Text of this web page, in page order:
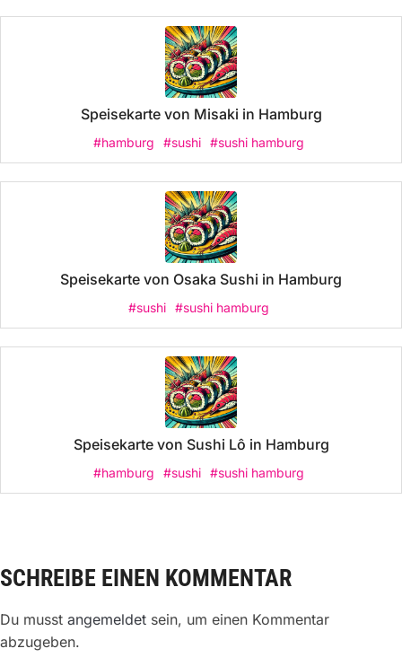
Speisekarte von Misaki in Hamburg
#hamburg #sushi #sushi hamburg
Speisekarte von Osaka Sushi in Hamburg
#sushi #sushi hamburg
Speisekarte von Sushi Lô in Hamburg
#hamburg #sushi #sushi hamburg
SCHREIBE EINEN KOMMENTAR
Du musst angemeldet sein, um einen Kommentar
abzugeben.